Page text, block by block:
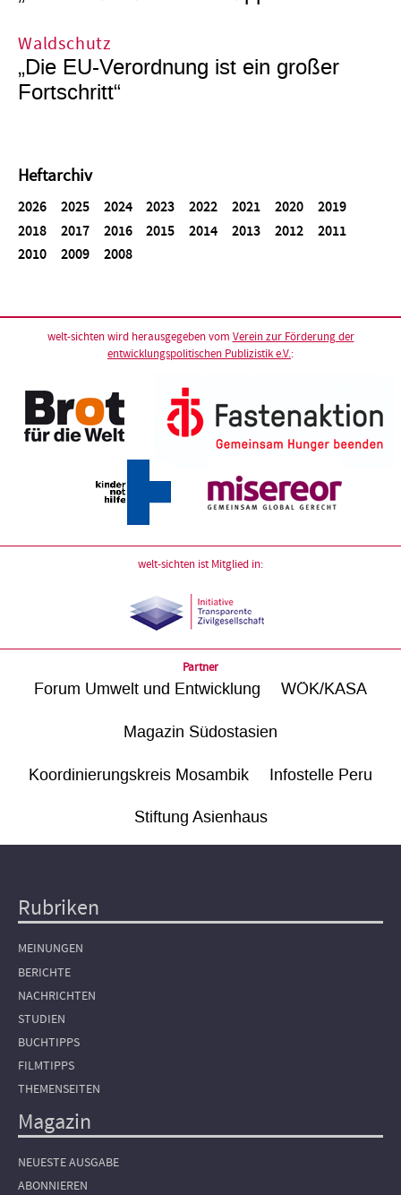
Waldschutz
„Die EU-Verordnung ist ein großer
Fortschritt“
Heftarchiv
2026 2025 2024 2023 2022 2021 2020
2019
2018
2017 2016 2015 2014 2013 2012
2011
2010
2009 2008
welt-sichten wird herausgegeben vom Verein zur Förderung der
entwicklungspolitischen Publizistik e.V.:
welt-sichten ist Mitglied in:
Partner
Forum Umwelt und Entwicklung WÖK/KASA
Magazin Südostasien
Koordinierungskreis Mosambik Infostelle Peru
Stiftung Asienhaus
Hauptnavigation
Rubriken
MEINUNGEN
BERICHTE
NACHRICHTEN
STUDIEN
BUCHTIPPS
FILMTIPPS
THEMENSEITEN
Magazin
NEUESTE AUSGABE
ABONNIEREN